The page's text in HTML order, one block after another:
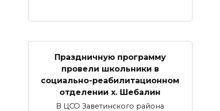
Праздничную программу
провели школьники в
социально-реабилитационном
отделении х. Шебалин
В ЦСО Заветинского района